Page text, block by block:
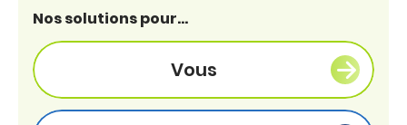
Nos solutions pour...
Vous